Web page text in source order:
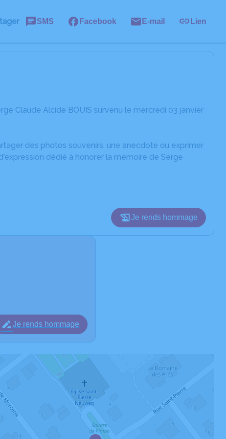
SMS Facebook E-mail Lien
Claude Alcide BOUIS survenu le mercredi 03 janvier
des photos souvenirs, une anecdote ou exprimer
dédié à honorer la mémoire de Serge
Je rends hommage
Je rends hommage